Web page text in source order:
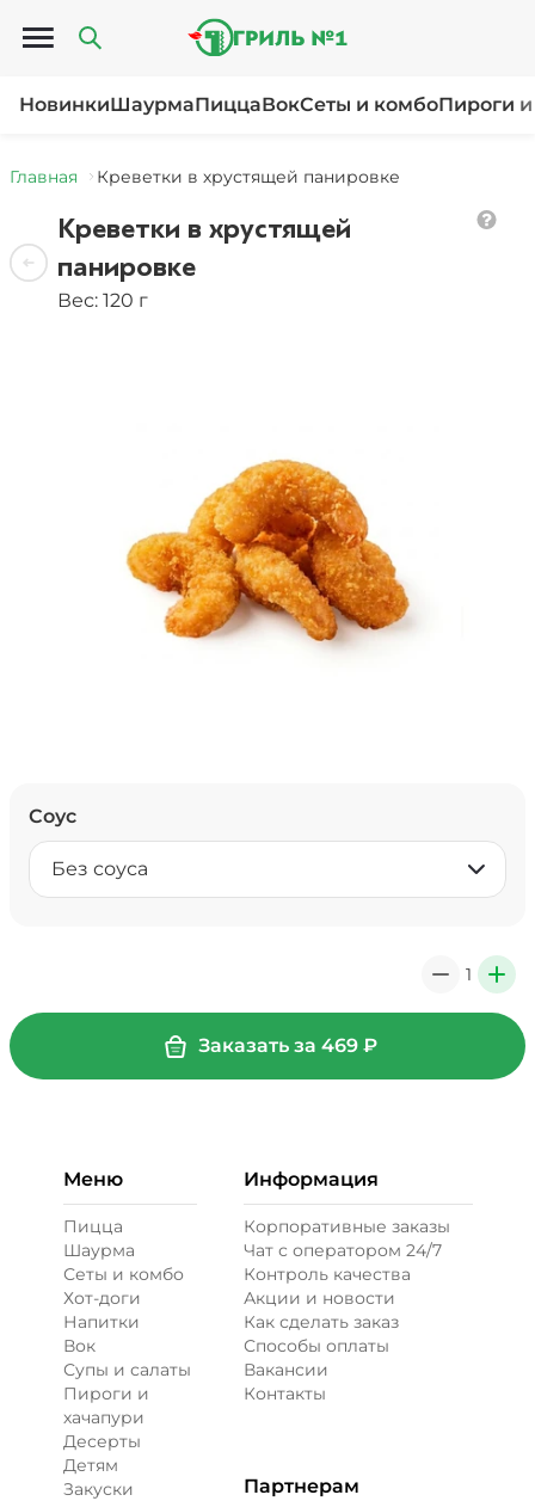
Открыть меню
НовинкиШаурмаПиццаВокСеты и комбоПироги
Главная Креветки в хрустящей панировке
Креветки в хрустящей
панировке
Вес: 120 г
Соус
Без соуса
1 +
Заказать за 469₽
Меню
Пицца
Шаурма
Сеты и комбо
Хот-доги
Напитки
Вок
Супы и салаты
Пироги и
хачапури
Десерты
Детям
Закуски
Информация
Корпоративные заказы
Чат с оператором 24/7
Контроль качества
Акции и новости
Как сделать заказ
Способы оплаты
Вакансии
Контакты
Партнерам